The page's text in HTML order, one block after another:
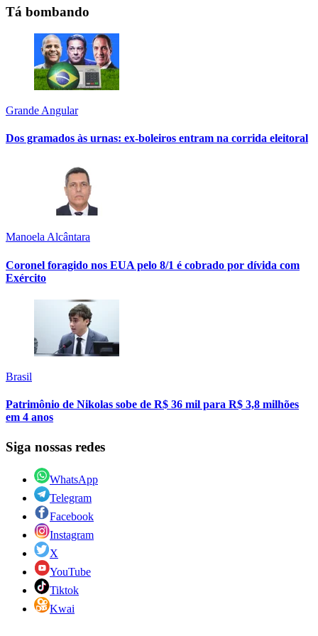
Tá bombando
Grande Angular
Dos gramados às urnas: ex-boleiros entram na corrida eleitoral
Manoela Alcântara
Coronel foragido nos EUA pelo 8/1 é cobrado por dívida com
Exército
Brasil
Patrimônio de Nikolas sobe de R$ 36 mil para R$ 3,8 milhões
em 4 anos
Siga nossas redes
WhatsApp
Telegram
Facebook
Instagram
X
YouTube
Tiktok
Kwai